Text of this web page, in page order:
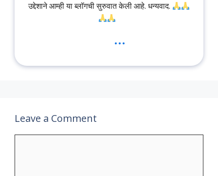
उद्देशाने आम्ही या ब्लॉगची सुरुवात केली आहे. धन्यवाद.
...
Leave a Comment